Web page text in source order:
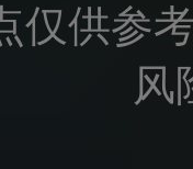
仅供参
风